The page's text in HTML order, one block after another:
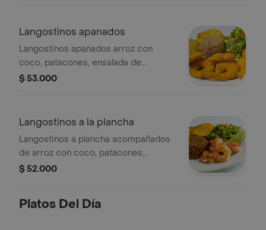
Langostinos apanados
Langostinos apanados arroz con
coco, patacones, ensalada de
lechuga, tomate y zanahoria.
$ 53.000
Langostinos a la plancha
Langostinos a plancha acompañados
de arroz con coco, patacones,
ensalada de lechuga, tomate y
$ 52.000
Platos Del Día